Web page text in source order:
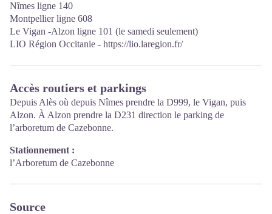
Nîmes ligne 140
Montpellier ligne 608
Le Vigan -Alzon ligne 101 (le samedi seulement)
LIO Région Occitanie - https://lio.laregion.fr/
Accès routiers et parkings
Depuis Alès où depuis Nîmes prendre la D999, le Vigan, puis
Alzon. À Alzon prendre la D231 direction le parking de
l’arboretum de Cazebonne.
Stationnement :
l’Arboretum de Cazebonne
Source